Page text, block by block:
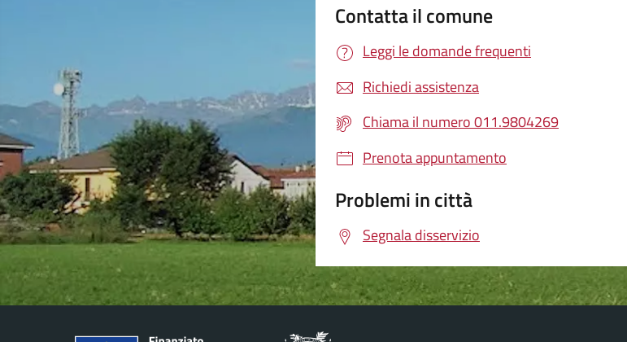
Contatta il comune
Leggi le domande frequenti
Richiedi assistenza
Chiama il numero 011.9804269
Prenota appuntamento
Problemi in città
Segnala disservizio